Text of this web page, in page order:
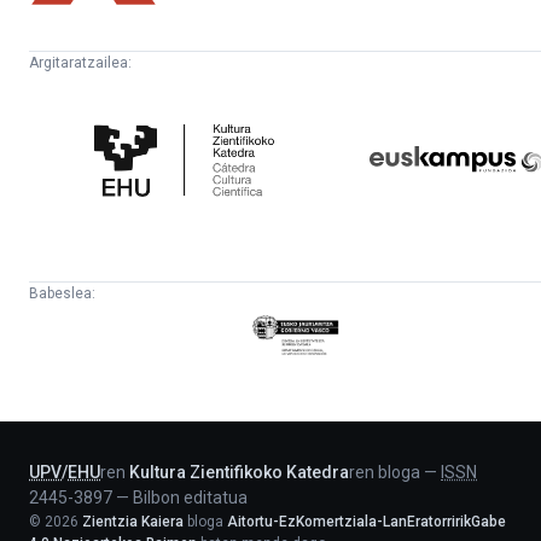
Argitaratzailea:
Zientifikoko
Katedra
Babeslea:
Eusko
Jaurlaritza
UPV/EHUren Kultura Zientifikoko Katedraren bloga — ISSN
2445-3897 — Bilbon editatua
© 2026 Zientzia Kaiera bloga Aitortu-EzKomertziala-LanEratorririkGabe